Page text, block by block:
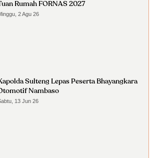
Rumah FORNAS 2027
2 Agu 26
Sulteng Lepas Peserta Bhayangkara
Nambaso
13 Jun 26